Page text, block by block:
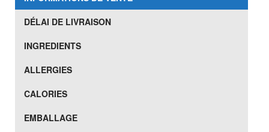
DÉLAI DE LIVRAISON
INGREDIENTS
ALLERGIES
CALORIES
EMBALLAGE